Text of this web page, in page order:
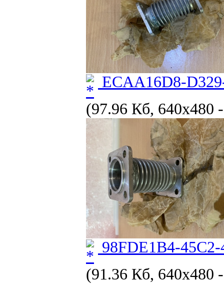
ECAA16D8-
(97.96 Кб, 640x480
98FDE1B4-
(91.36 Кб, 640x480